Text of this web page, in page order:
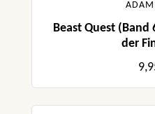
ADAM
Beast Quest
der